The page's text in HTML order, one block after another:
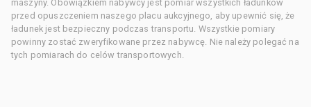
maszyny. Obowiązkiem nabywcy jest pomiar wszystkich ładunków
przed opuszczeniem naszego placu aukcyjnego, aby upewnić się, że
ładunek jest bezpieczny podczas transportu. Wszystkie pomiary
powinny zostać zweryfikowane przez nabywcę. Nie należy polegać na
tych pomiarach do celów transportowych.